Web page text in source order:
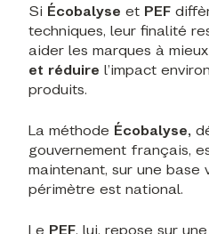
Si Écobalyse et PEF
techniques, leur finalité
aider les marques à mieux
et réduire l’impact
produits.
La méthode Écobalyse,
gouvernement français,
maintenant, sur une base
périmètre est national.
Le PEF, lui, repose sur